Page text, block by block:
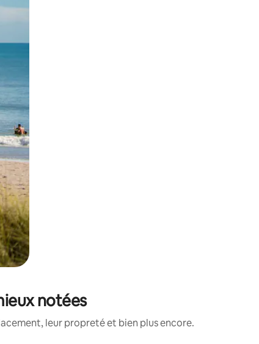
notées
leur propreté et bien plus encore.